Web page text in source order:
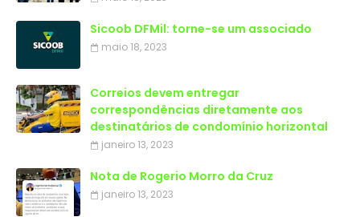
Sicoob DFMil: torne-se um associado
maio 18, 2023
Correios devem entregar
correspondências diretamente aos
destinatários de condomínio horizontal
janeiro 13, 2023
Nota de Rogerio Morro da Cruz
janeiro 13, 2023